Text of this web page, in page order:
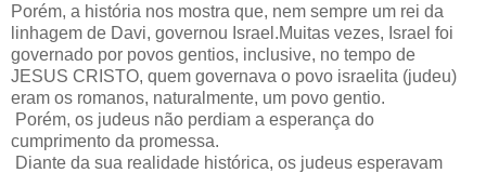
Porém, a história nos mostra que, nem sempre um rei da
linhagem de Davi, governou Israel.Muitas vezes, Israel foi
governado por povos gentios, inclusive, no tempo de
JESUS CRISTO, quem governava o povo israelita (judeu)
eram os romanos, naturalmente, um povo gentio.
Porém, os judeus não perdiam a esperança do
cumprimento da promessa.
Diante da sua realidade histórica, os judeus esperavam